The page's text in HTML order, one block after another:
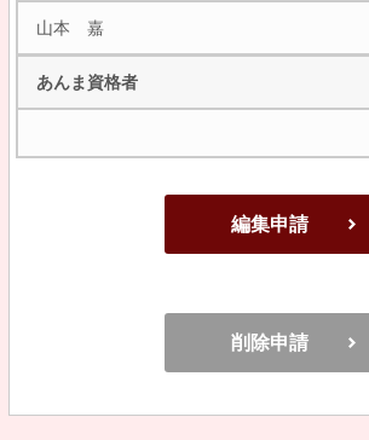
山本 嘉
あんま資格者
編集申請
削除申請